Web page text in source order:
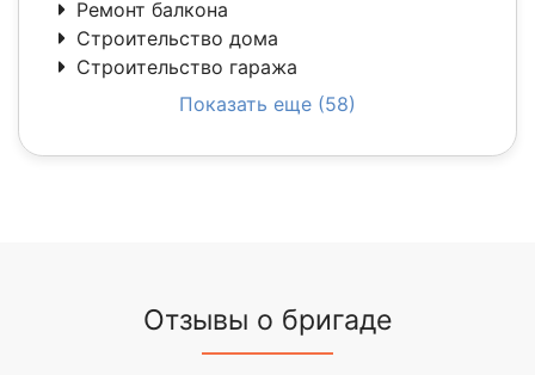
Ремонт балкона
Строительство дома
Строительство гаража
Показать еще (58)
Отзывы о бригаде